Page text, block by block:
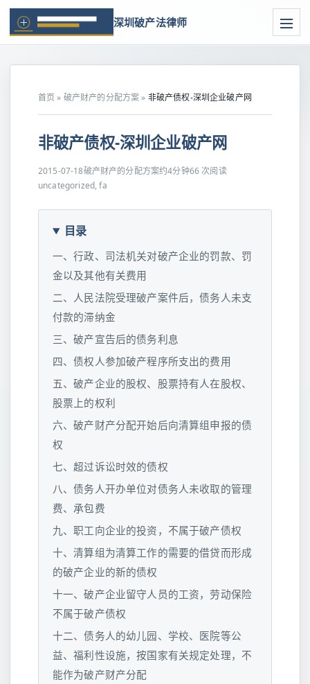
深圳破产法律师
首页 » 破产财产的分配方案» 非破产债权-深圳企业破产网
非破产债权-深圳企业破产网
2015-07-18破产财产的分配方案约4分钟66 次阅读
uncategorized, fa
目录
一、行政、司法机关对破产企业的罚款、罚
金以及其他有关费用
二、人民法院受理破产案件后，债务人未支
付款的滞纳金
三、破产宣告后的债务利息
四、债权人参加破产程序所支出的费用
五、破产企业的股权、股票持有人在股权、
股票上的权利
六、破产财产分配开始后向清算组申报的债
权
七、超过诉讼时效的债权
八、债务人开办单位对债务人未收取的管理
费、承包费
九、职工向企业的投资，不属于破产债权
十、清算组为清算工作的需要的借贷而形成
的破产企业的新的债权
十一、破产企业留守人员的工资，劳动保险
不属于破产债权
十二、债务人的幼儿园、学校、医院等公
益、福利性设施，按国家有关规定处理，不
能作为破产财产分配